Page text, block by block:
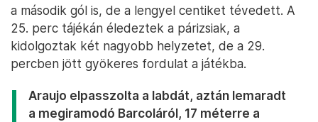
a második gól is, de a lengyel centiket tévedett. A
25. perc tájékán éledeztek a párizsiak, a
kidolgoztak két nagyobb helyzetet, de a 29.
percben jött gyökeres fordulat a játékba.
Araujo elpasszolta a labdát, aztán lemaradt
a megiramodó Barcoláról, 17 méterre a